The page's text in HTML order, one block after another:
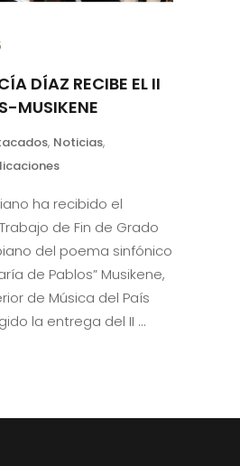
DÍAZ RECIBE EL II
MUSIKENE
, Noticias,
ha recibido el
de Fin de Grado
del poema sinfónico
de Pablos” Musikene,
de Música del País
la entrega del II